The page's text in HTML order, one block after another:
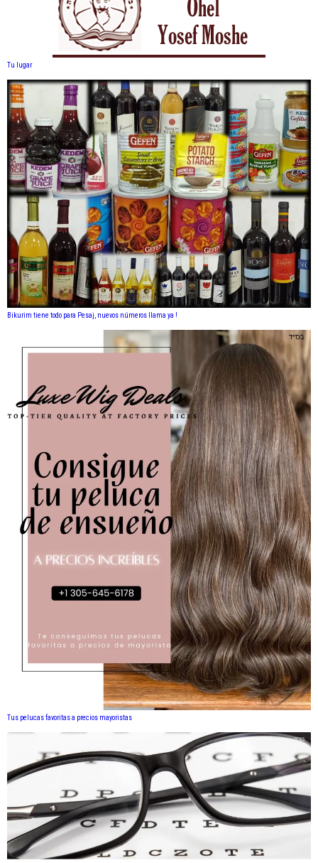
Tu lugar
Bikurim tiene todo para Pesaj, nuevos números llama ya !
Tus pelucas favoritas a precios mayoristas